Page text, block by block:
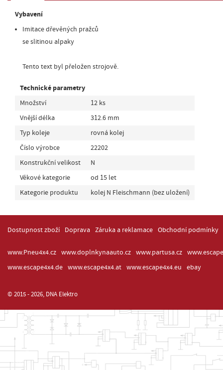
Vybavení
Imitace dřevěných pražců
se slitinou alpaky
Tento text byl přeložen strojově.
Technické parametry
Množství
12 ks
Vnější délka
312.6 mm
Typ koleje
rovná kolej
Číslo výrobce
22202
Konstrukční velikost
N
Věkové kategorie
od 15 let
Kategorie produktu
kolej N Fleischmann (bez uložení)
Dostupnost zboží Doprava Záruka a reklamace Obchodní podmínky
www.Pneu4x4.cz www.doplnkynaauto.cz www.partusa.cz
www.escape4x4.de
www.escape4x4.at www.escape4x4.eu ebay
© 2015 - 2026, DNA Elektro